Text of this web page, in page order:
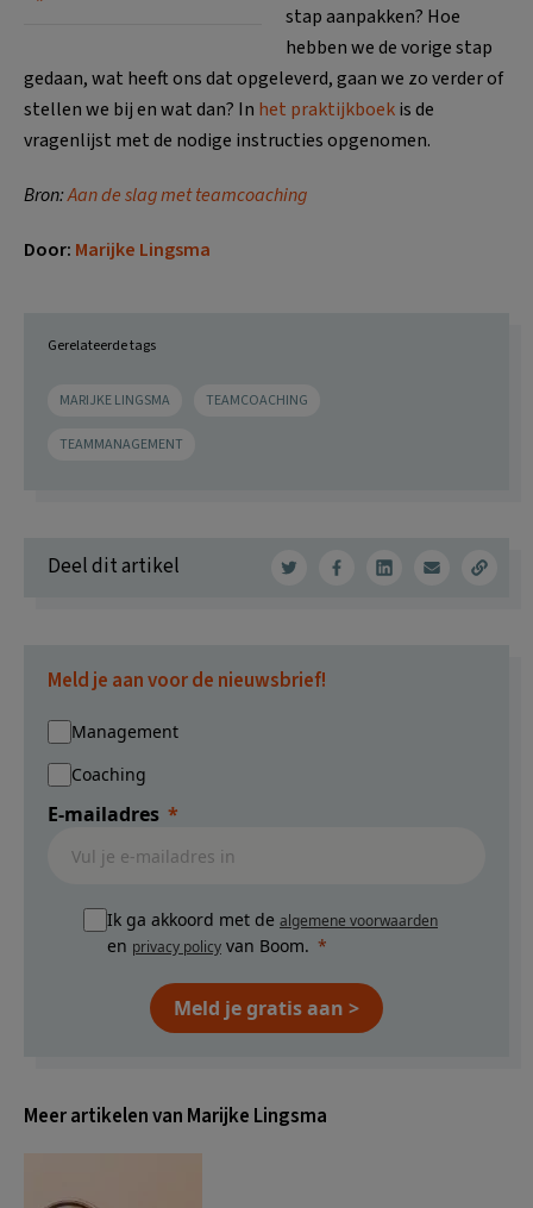
stap aanpakken? Hoe
hebben we de vorige stap
gedaan, wat heeft ons dat opgeleverd, gaan we zo verder of
stellen we bij en wat dan? In het praktijkboekis de
vragenlijst met de nodige instructies opgenomen.
Bron:Aan de slag met teamcoaching
Door: Marijke Lingsma
Gerelateerde tags
MARIJKE LINGSMA TEAMCOACHING
TEAMMANAGEMENT
Deel dit artikel
Meld je aan voor de nieuwsbrief!
Management
Coaching
E-mailadres
Ik ga akkoord met de algemene voorwaarden
en privacy policy van Boom.
Meld je gratis aan >
Meer artikelen van Marijke Lingsma